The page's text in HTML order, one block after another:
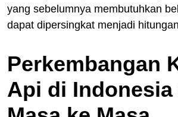
yang sebelumnya membutuhkan
dapat dipersingkat menjadi
Perkembangan
Api di Indonesia